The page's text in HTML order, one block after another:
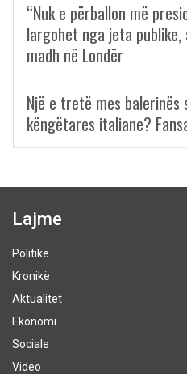
“Nuk e përballon më
largohet nga jeta
madh në Londër
Një e tretë mes balerinës
këngëtares italiane?
Lajme
Politikë
Kronikë
Aktualitet
Ekonomi
Sociale
Video